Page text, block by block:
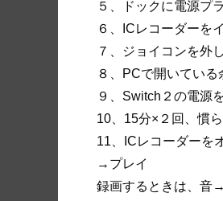
５、ドックに電源プ
６、ICレコーダーを
７、ジョイコンを外
８、PCで開いてい
９、Switch２の電源
10、15分×２回、慣
11、ICレコーダーを
→プレイ
録画するときは、音